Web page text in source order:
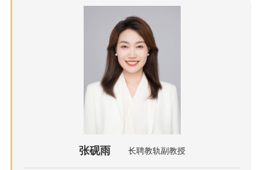
张砚雨 长聘教轨副教授